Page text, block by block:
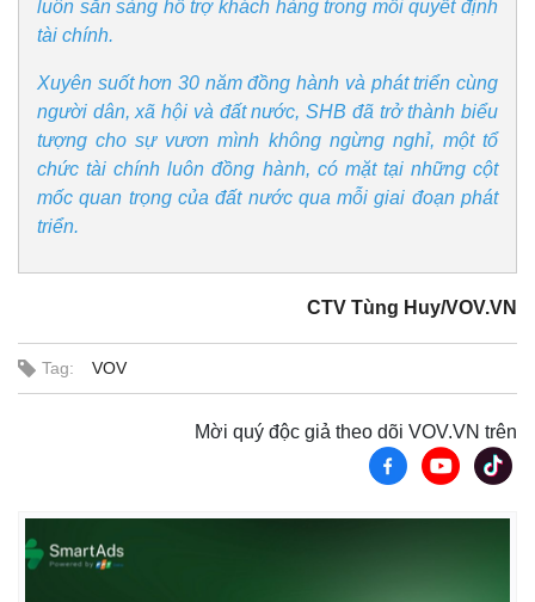
Pháp luật
Vụ án
Tin nóng
Quân sự - Quốc phòng
Việt Nam
Phân tích
luôn sẵn sàng hỗ trợ khách hàng trong mỗi quyết định
tài chính.
Xuyên suốt hơn 30 năm đồng hành và phát triển cùng
người dân, xã hội và đất nước, SHB đã trở thành biểu
tượng cho sự vươn mình không ngừng nghỉ, một tổ
chức tài chính luôn đồng hành, có mặt tại những cột
mốc quan trọng của đất nước qua mỗi giai đoạn phát
triển.
CTV Tùng Huy/VOV.VN
Tag: VOV
Mời quý độc giả theo dõi VOV.VN trên